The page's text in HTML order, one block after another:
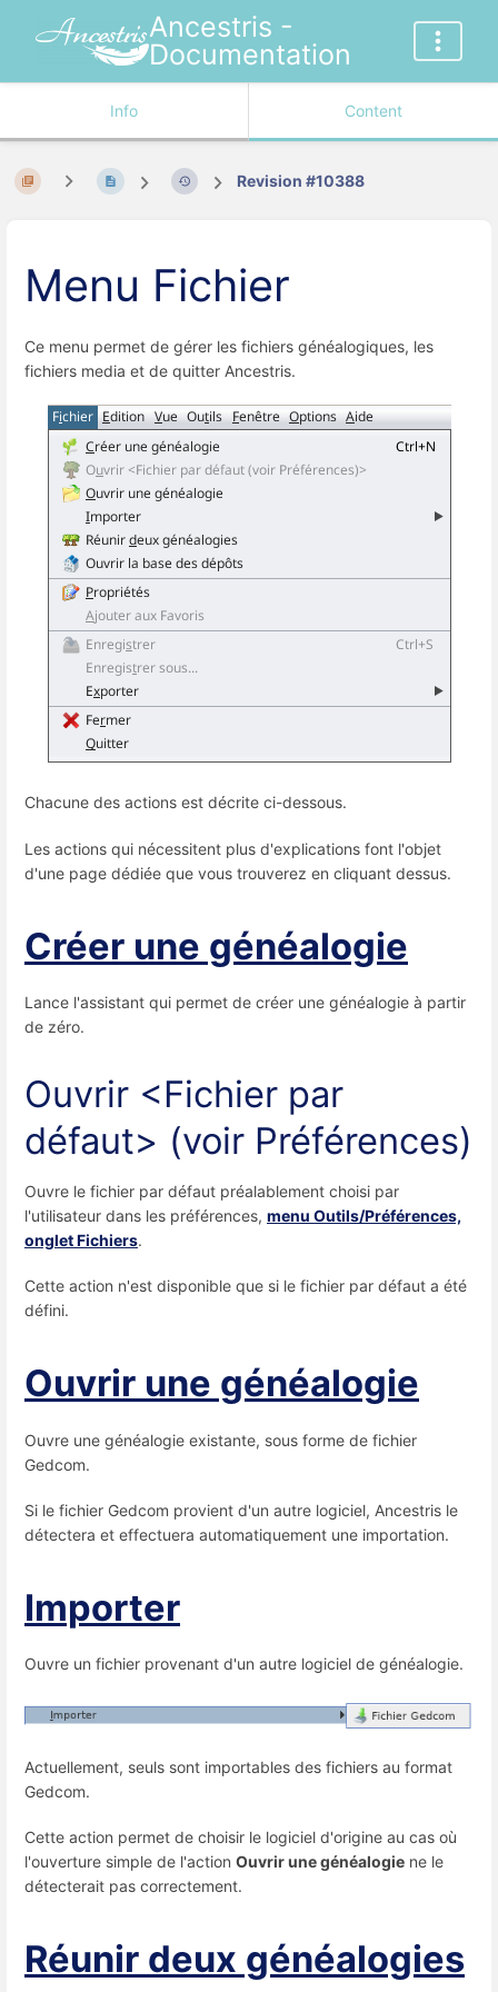
Ancestris -
Documentation
Info Content
Revision #10388
Menu Fichier
Ce menu permet de gérer les fichiers généalogiques, les
fichiers media et de quitter Ancestris.
Chacune des actions est décrite ci-dessous.
Les actions qui nécessitent plus d'explications font l'objet
d'une page dédiée que vous trouverez en cliquant dessus.
Créer une généalogie
Lance l'assistant qui permet de créer une généalogie à partir
de zéro.
Ouvrir <Fichier par
défaut> (voir Préférences)
Ouvre le fichier par défaut préalablement choisi par
l'utilisateur dans les préférences, menu Outils/Préférences,
onglet Fichiers.
Cette action n'est disponible que si le fichier par défaut a été
défini.
Ouvrir une généalogie
Ouvre une généalogie existante, sous forme de fichier
Gedcom.
Si le fichier Gedcom provient d'un autre logiciel, Ancestris le
détectera et effectuera automatiquement une importation.
Importer
Ouvre un fichier provenant d'un autre logiciel de généalogie.
Actuellement, seuls sont importables des fichiers au format
Gedcom.
Cette action permet de choisir le logiciel d'origine au cas où
l'ouverture simple de l'action Ouvrir une généalogie ne le
détecterait pas correctement.
Réunir deux généalogies